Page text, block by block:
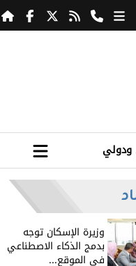
ودولي
​وزيرة الإسكان توجه
بدمج الذكاء الاصطناعي
في الموقع...